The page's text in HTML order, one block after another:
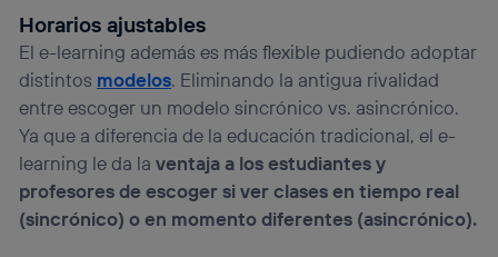
Horarios ajustables
El e-learning además es más flexible pudiendo adoptar
distintos modelos. Eliminando la antigua rivalidad
entre escoger un modelo sincrónico vs. asincrónico.
Ya que a diferencia de la educación tradicional, el e-
learning le da laventaja a los estudiantes y
profesores de escoger si ver clases en tiempo real
(sincrónico) o en momento diferentes (asincrónico).